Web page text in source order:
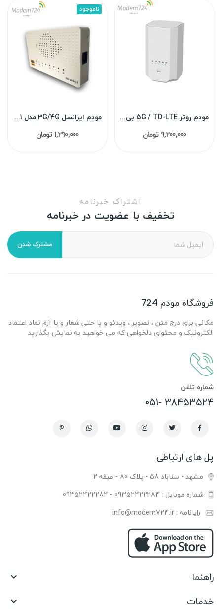
ناموجود
مودم ایرانسل 3G/4G مدل FD-i40 G1 (آنلاک)
1,290,000 تومان
مودم روتر 5G / TD-LTE بی سیم و دوباند AX1800...
9,200,000 تومان
اشتراک خبرنامه
تخفیف با عضویت در خبرنامه
مشترک شدن
فروشگاه مودم 724
مکانی برای درج متن ، تصویر ، ویدئو و یا حتی شعار و یا آرم نماد اعتماد
الکترونیک و محتوای دلخواهی که می خواهید به نمایش بگذارید
شماره تلفن
38453524 -051
پل های ارتباطی
مشهد - سناباد 58 - پلاک 80 - طبقه 2
شماره موبایل : 09352422284 - 09352422284
رایانامه : info@modem724.ir
راهنما 
خدمات 